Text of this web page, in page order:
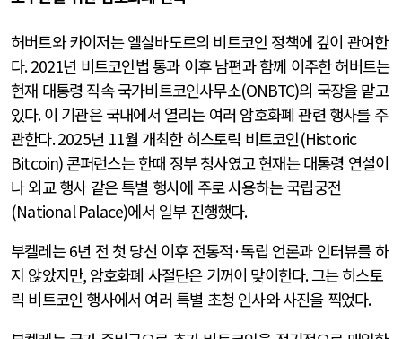
허버트와 카이저는 엘살바도르의 비트코인 정책에 깊이 관여한
다. 2021년 비트코인법 통과 이후 남편과 함께 이주한 허버트는
현재 대통령 직속 국가비트코인사무소(ONBTC)의 국장을 맡고
있다.이 기관은 국내에서 열리는 여러 암호화폐 관련 행사를 주
관한다. 2025년 11월 개최한 히스토릭 비트코인(Historic
Bitcoin)콘퍼런스는 한때 정부 청사였고 현재는 대통령 연설이
나 외교 행사 같은 특별 행사에 주로 사용하는 국립궁전
(National Palace)에서 일부 진행했다.
부켈레는6년 전 첫 당선 이후 전통적 ·독립 언론과 인터뷰를 하
지 않았지만, 암호화폐 사절단은 기꺼이 맞이한다.그는 히스토
릭 비트코인 행사에서 여러 특별 초청 인사와 사진을 찍었다.